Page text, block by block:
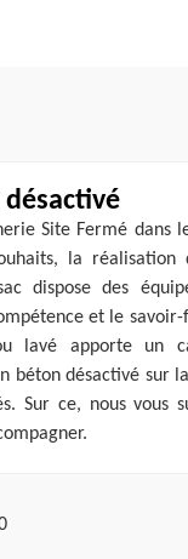
Site Fermé dans
la réalisation
dispose des
et le
lavé apporte un
béton désactivé sur
Sur ce, nous vous